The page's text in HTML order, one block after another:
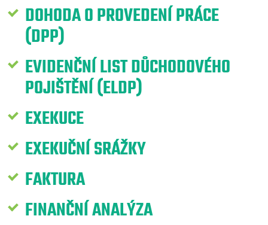
DOHODA O PROVEDENÍ PRÁCE
(DPP)
EVIDENČNÍ LIST DŮCHODOVÉHO
POJIŠTĚNÍ (ELDP)
EXEKUCE
EXEKUČNÍ SRÁŽKY
FAKTURA
FINANČNÍ ANALÝZA